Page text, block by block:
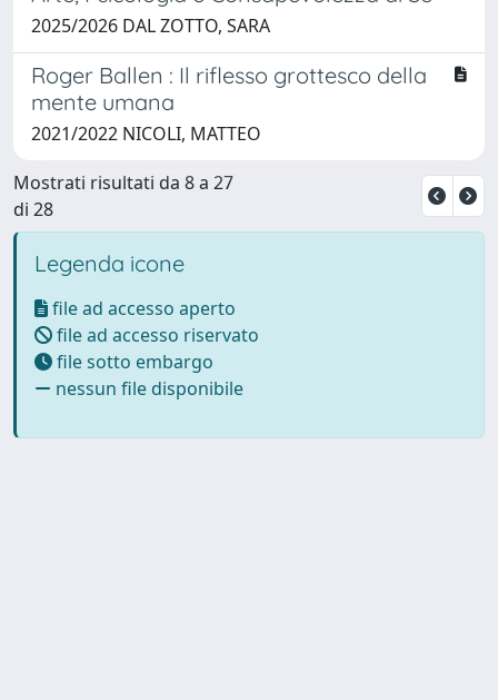
2025/2026 DAL ZOTTO, SARA
Roger Ballen : Il riflesso grottesco della
mente umana
2021/2022 NICOLI, MATTEO
Mostrati risultati da 8 a 27
di 28
Legenda icone
file ad accesso aperto
file ad accesso riservato
file sotto embargo
nessun file disponibile